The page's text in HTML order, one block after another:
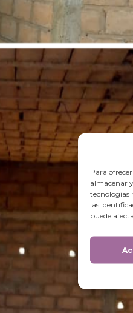
Para
almacenar
tecnologías
las
puede